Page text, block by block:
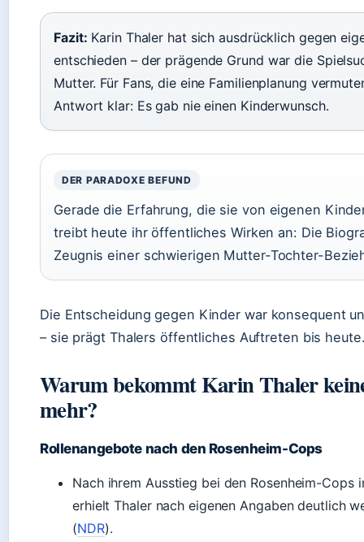
Fazit: Karin Thaler hat sich ausdrücklich gegen
entschieden – der prägende Grund war die
Mutter. Für Fans, die eine Familienplanung
Antwort klar: Es gab nie einen Kinderwunsch.
DER PARADOXE BEFUND
Gerade die Erfahrung, die sie von eigenen
treibt heute ihr öffentliches Wirken an: Die
Zeugnis einer schwierigen Mutter-Tochter-
Die Entscheidung gegen Kinder war konsequent
– sie prägt Thalers öffentliches Auftreten bis
Warum bekommt Karin Thaler
mehr?
Rollenangebote nach den Rosenheim-Cops
Nach ihrem Ausstieg bei den Rosenheim-Cops
erhielt Thaler nach eigenen Angaben deutlich
(NDR).